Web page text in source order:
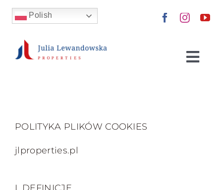
Skip
Polish
Wynajmij
Sprzedaj
POLITYKA PLIKÓW COOKIES
jlproperties.pl